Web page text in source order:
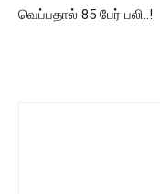
வெப்பதால் 85 பேர் பலி..!